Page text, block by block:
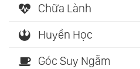
Chữa Lành
Huyền Học
Góc Suy Ngẫm